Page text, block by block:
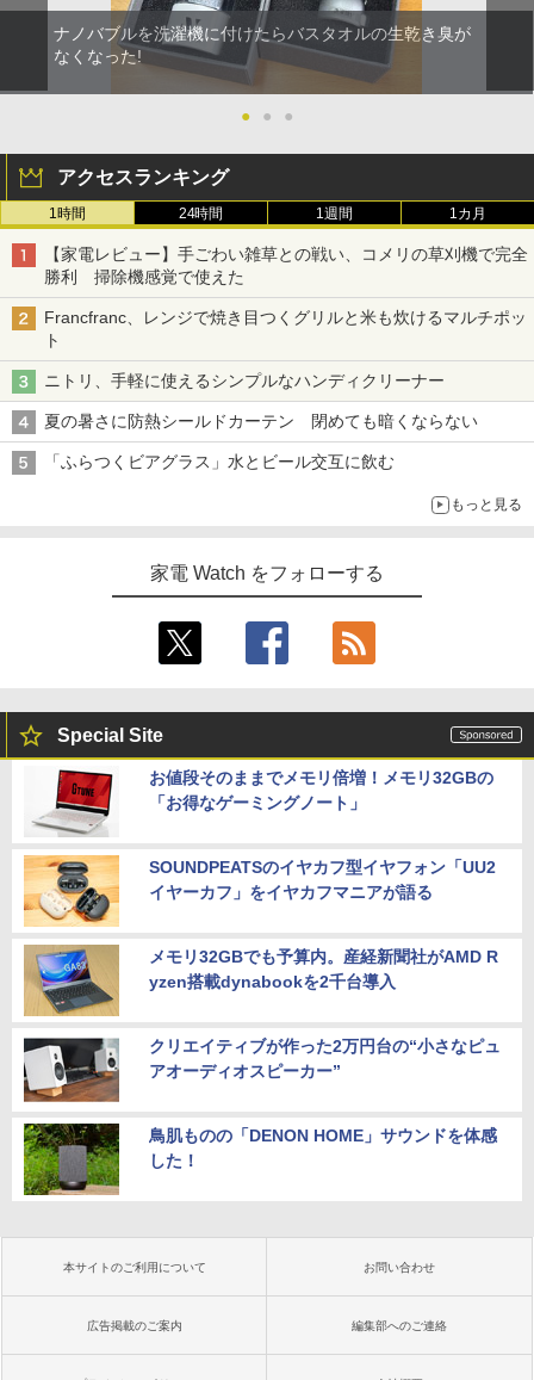
ナノバブルを洗濯機に付けたらバスタオルの生乾き臭が
なくなった!
● ● ●
アクセスランキング
1時間 24時間 1週間 1カ月
【家電レビュー】手ごわい雑草との戦い、コメリの草刈機で完全
勝利 掃除機感覚で使えた
Francfranc、レンジで焼き目つくグリルと米も炊けるマルチポッ
ト
ニトリ、手軽に使えるシンプルなハンディクリーナー
夏の暑さに防熱シールドカーテン 閉めても暗くならない
「ふらつくビアグラス」水とビール交互に飲む
もっと見る
家電 Watch をフォローする
Special Site
お値段そのままでメモリ倍増！メモリ32GBの
「お得なゲーミングノート」
SOUNDPEATSのイヤカフ型イヤフォン「UU2
イヤーカフ」をイヤカフマニアが語る
メモリ32GBでも予算内。産経新聞社がAMD R
yzen搭載dynabookを2千台導入
クリエイティブが作った2万円台の“小さなピュ
アオーディオスピーカー”
鳥肌ものの「DENON HOME」サウンドを体感
した！
本サイトのご利用について お問い合わせ
広告掲載のご案内 編集部へのご連絡